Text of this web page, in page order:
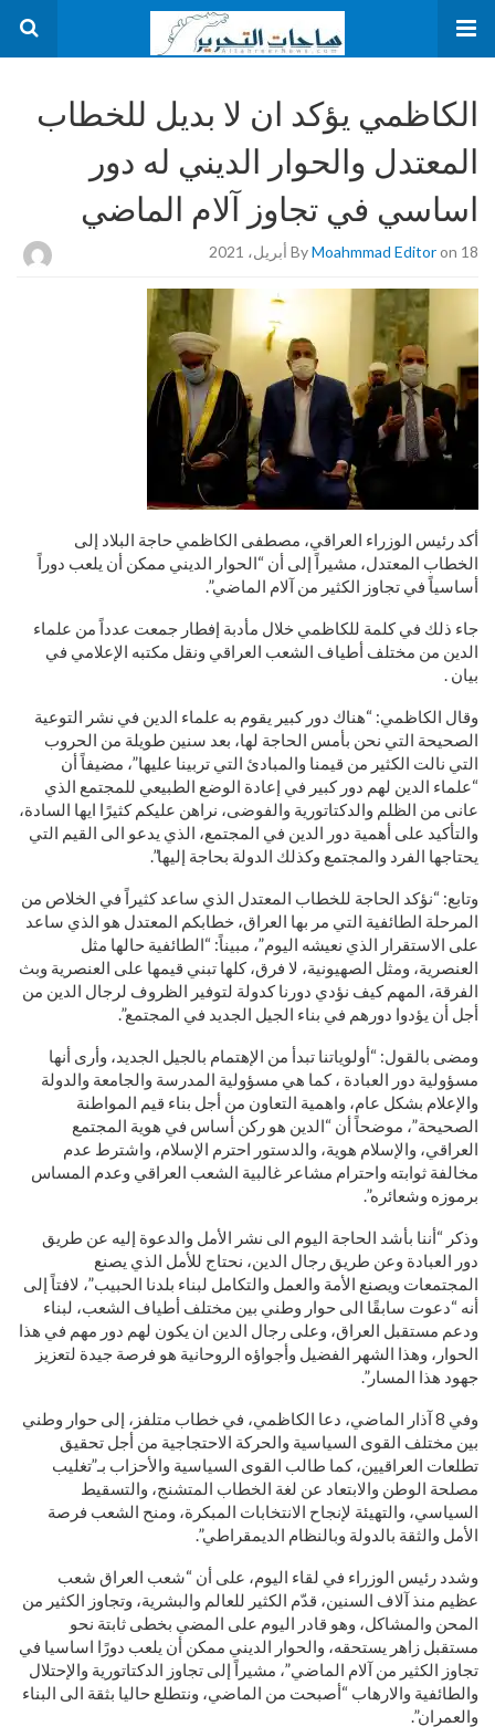
الكاظمي يؤكد ان لا بديل للخطاب
المعتدل والحوار الديني له دور
اساسي في تجاوز آلام الماضي
ByMoahmmad Editoron 18 أبريل، 2021
أكد رئيس الوزراء العراقي، مصطفى الكاظمي حاجة البلاد إلى
الخطاب المعتدل، مشيراً إلى أن “الحوار الديني ممكن أن يلعب دوراً
أساسياً في تجاوز الكثير من آلام الماضي”.
جاء ذلك في كلمة للكاظمي خلال مأدبة إفطار جمعت عدداً من علماء
الدين من مختلف أطياف الشعب العراقي ونقل مكتبه الإعلامي في
بيان .
وقال الكاظمي: “هناك دور كبير يقوم به علماء الدين في نشر التوعية
الصحيحة التي نحن بأمس الحاجة لها، بعد سنين طويلة من الحروب
التي نالت الكثير من قيمنا والمبادئ التي تربينا عليها”، مضيفاً أن
“علماء الدين لهم دور كبير في إعادة الوضع الطبيعي للمجتمع الذي
عانى من الظلم والدكتاتورية والفوضى، نراهن عليكم كثيرًا ايها السادة،
والتأكيد على أهمية دور الدين في المجتمع، الذي يدعو الى القيم التي
يحتاجها الفرد والمجتمع وكذلك الدولة بحاجة إليها”.
وتابع: “نؤكد الحاجة للخطاب المعتدل الذي ساعد كثيراً في الخلاص من
المرحلة الطائفية التي مر بها العراق، خطابكم المعتدل هو الذي ساعد
على الاستقرار الذي نعيشه اليوم”، مبيناً: “الطائفية حالها مثل
العنصرية، ومثل الصهيونية، لا فرق، كلها تبني قيمها على العنصرية وبث
الفرقة، المهم كيف نؤدي دورنا كدولة لتوفير الظروف لرجال الدين من
أجل أن يؤدوا دورهم في بناء الجيل الجديد في المجتمع”.
ومضى بالقول: “أولوياتنا تبدأ من الإهتمام بالجيل الجديد، وأرى أنها
مسؤولية دور العبادة ، كما هي مسؤولية المدرسة والجامعة والدولة
والإعلام بشكل عام، واهمية التعاون من أجل بناء قيم المواطنة
الصحيحة”، موضحاً أن “الدين هو ركن أساس في هوية المجتمع
العراقي، والإسلام هوية، والدستور احترم الإسلام، واشترط عدم
مخالفة ثوابته واحترام مشاعر غالبية الشعب العراقي وعدم المساس
برموزه وشعائره”.
وذكر “أننا بأشد الحاجة اليوم الى نشر الأمل والدعوة إليه عن طريق
دور العبادة وعن طريق رجال الدين، نحتاج للأمل الذي يصنع
المجتمعات ويصنع الأمة والعمل والتكامل لبناء بلدنا الحبيب”، لافتاً إلى
أنه “دعوت سابقًا الى حوار وطني بين مختلف أطياف الشعب، لبناء
ودعم مستقبل العراق، وعلى رجال الدين ان يكون لهم دور مهم في هذا
الحوار، وهذا الشهر الفضيل وأجواؤه الروحانية هو فرصة جيدة لتعزيز
جهود هذا المسار”.
وفي 8 آذار الماضي، دعا الكاظمي، في خطاب متلفز، إلى حوار وطني
بين مختلف القوى السياسية والحركة الاحتجاجية من أجل تحقيق
تطلعات العراقيين، كما طالب القوى السياسية والأحزاب بـ”تغليب
مصلحة الوطن والابتعاد عن لغة الخطاب المتشنج، والتسقيط
السياسي، والتهيئة لإنجاح الانتخابات المبكرة، ومنح الشعب فرصة
الأمل والثقة بالدولة وبالنظام الديمقراطي”.
وشدد رئيس الوزراء في لقاء اليوم، على أن “شعب العراق شعب
عظيم منذ آلاف السنين، قدّم الكثير للعالم والبشرية، وتجاوز الكثير من
المحن والمشاكل، وهو قادر اليوم على المضي بخطى ثابتة نحو
مستقبل زاهر يستحقه، والحوار الديني ممكن أن يلعب دورًا اساسيا في
تجاوز الكثير من آلام الماضي”، مشيراً إلى تجاوز الدكتاتورية والإحتلال
والطائفية والارهاب “أصبحت من الماضي، ونتطلع حاليا بثقة الى البناء
والعمران”.